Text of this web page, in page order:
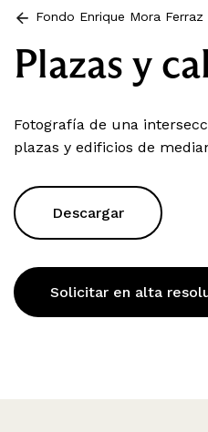
Fondo Enrique Mora Ferraz
Plazas y
Fotografía de una
plazas y edificios de
Descargar
Solicitar en alta